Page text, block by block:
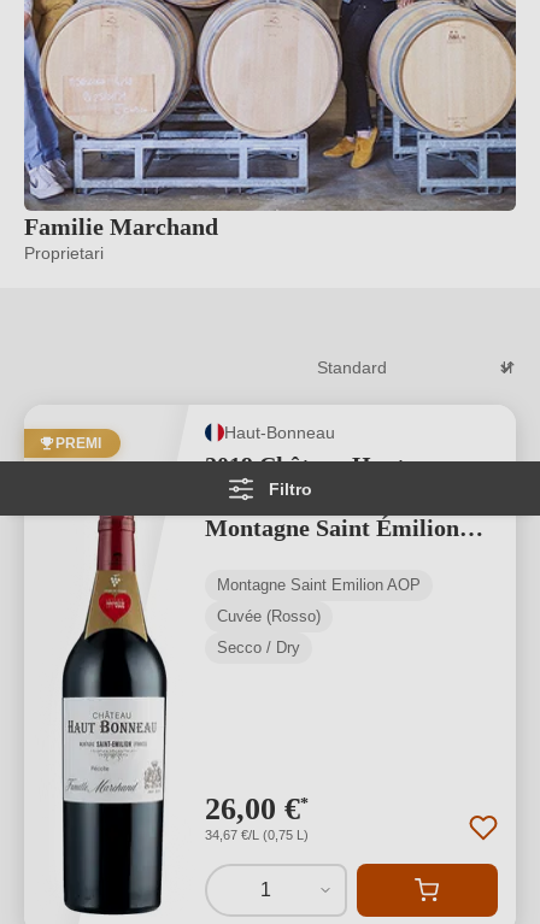
Familie Marchand
Proprietari
Filtro
PREMI
Haut-Bonneau
2019 Château Haut-
Bonneau Édition Spéciale
Montagne Saint Émilion
Montagne Saint Émilion AOP
Cuvée (Rosso)
Secco / Dry
26,00 €*
34,67 €/L (0,75 L)
1